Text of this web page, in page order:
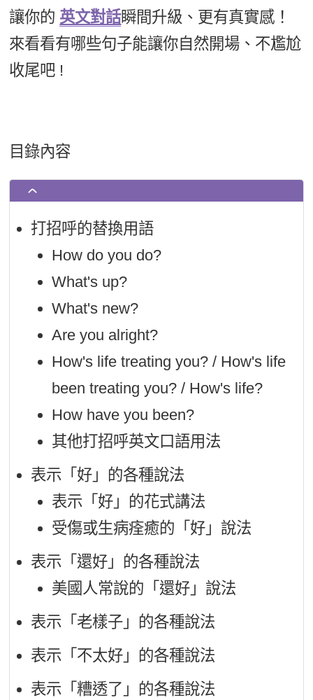
讓你的 英文對話瞬間升級、更有真實感！
來看看有哪些句子能讓你自然開場、不尷尬
收尾吧 !
目錄內容
打招呼的替換用語
How do you do?
What's up?
What's new?
Are you alright?
How's life treating you? / How's life
been treating you? / How's life?
How have you been?
其他打招呼英文口語用法
表示「好」的各種說法
表示「好」的花式講法
受傷或生病痊癒的「好」說法
表示「還好」的各種說法
美國人常說的「還好」說法
表示「老樣子」的各種說法
表示「不太好」的各種說法
表示「糟透了」的各種說法